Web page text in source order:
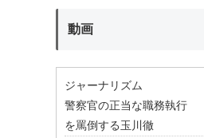
動画
ジャーナリズム
警察官の正当な職務執行
を罵倒する玉川徹